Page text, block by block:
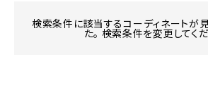
検索条件に該当するコーディネートが
た。 検索条件を変更してくだ